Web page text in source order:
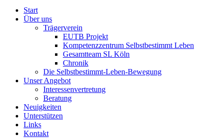
Start
Über uns
Trägerverein
EUTB Projekt
Kompetenzzentrum Selbstbestimmt Leben
Gesamtteam SL Köln
Chronik
Die Selbstbestimmt-Leben-Bewegung
Unser Angebot
Interessenvertretung
Beratung
Neuigkeiten
Unterstützen
Links
Kontakt